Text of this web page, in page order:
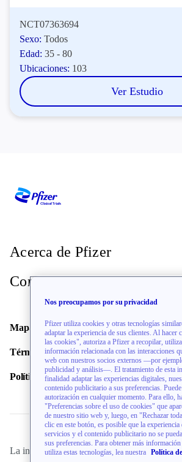
NCT07363694
Sexo:Todos
Edad:35 - 80
Ubicaciones: 103
Ver Estudio
Acerca de Pfizer
Contacto
Mapa del sitio
Términos de uso
Política de privacidad
La información de este sitio web está dirigida
Nos preocupamos por su privacidad
Pfizer utiliza cookies y otras tecnologías
adaptar la experiencia de sus clientes. Al hacer
las cookies", autoriza a Pfizer a recopilar,
información relacionada con las interacciones
web con nuestros socios externos —por
publicidad y análisis—. El tratamiento de esta
finalidad adaptar las experiencias digitales,
contenido publicitario a sus preferencias.
autorización en cualquier momento. Para ello,
"Preferencias sobre el uso de cookies" que
de nuestro sitio web y, luego, en "Rechazar
clic en este botón, es posible que la
servicios y el contenido publicitario no se
sus preferencias. Para obtener más
utiliza estas tecnologías, lea nuestra Política